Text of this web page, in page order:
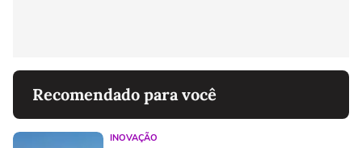
Recomendado para você
INOVAÇÃO